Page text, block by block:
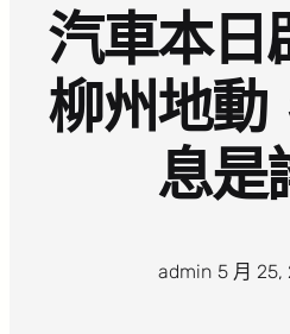
汽車本日
柳州地動
息是
admin· 5 月 25,